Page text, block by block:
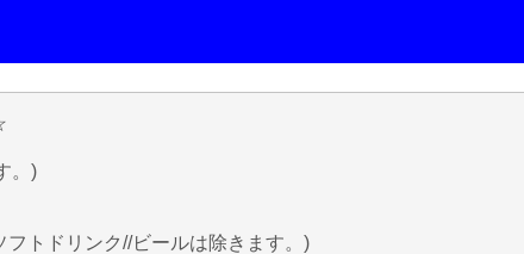
。)
トドリンク//ビールは除きます。)